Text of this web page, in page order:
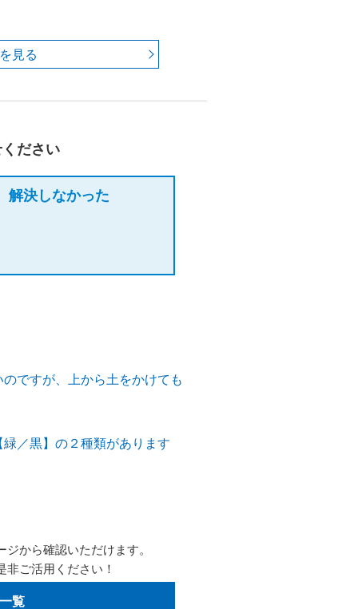
見る
ださい
解決しなかった
ですが、上から土をかけても
／黒】の２種類があります
から確認いただけます。
ご活用ください！
覧